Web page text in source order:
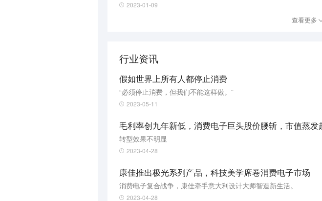
2023-01-09
查看更多
行业资讯
假如世界上所有人都停止消费
“必须停止消费，但我们不能这样做。”
2023-05-11
毛利率创九年新低，消费电子巨头股价腰斩，市值蒸发
转型效果不明显
2023-04-28
康佳推出极光系列产品，科技美学席卷消费电子市场
消费电子复合战争，康佳牵手意大利设计大师智造新生活。
2023-04-28